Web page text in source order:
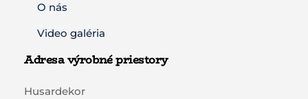
O nás
Video galéria
Adresa výrobné priestory
Husardekor